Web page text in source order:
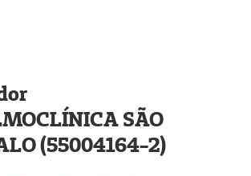
SÃO
(55004164-2)